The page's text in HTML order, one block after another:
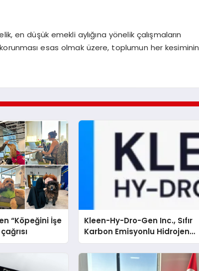
en düşük emekli aylığına yönelik çalışmaların
esas olmak üzere, toplumun her kesiminin
“Köpeğini İşe
Kleen-Hy-Dro-Gen Inc., Sıfır
Karbon Emisyonlu Hidrojen
Isıtma Teknolojisinde ISO ve
TSSA Düzenleyici Onaylarını
Aldı